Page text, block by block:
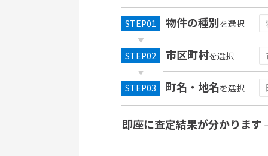
物件の種別を選択
市区町村を選択
町名・地名を選択
即座に査定結果が分かります